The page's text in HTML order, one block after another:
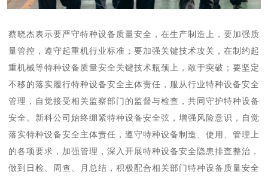
蔡晓杰表示要严守特种设备质量安全，在生产制造上，要加强质
量管控，遵守起重机行业标准；要加强关键技术攻关，在制约起
重机械等特种设备质量安全关键技术瓶颈上，敢于突破；要坚定
不移的落实履行特种设备安全主体责任，服从行业特种设备安全
管理，自觉接受相关监察部门的监督与检查，共同守护特种设备
安全。 新科公司始终绷紧特种设备安全弦，增强风险意识，自觉
落实特种设备安全主体责任，遵守特种设备制造、使用、管理上
的各项要求 ，加强管理，深入开展特种设备安全隐患排查整治，
做到日检、周查、月总结，积极配合相关部门特种设备质量安全